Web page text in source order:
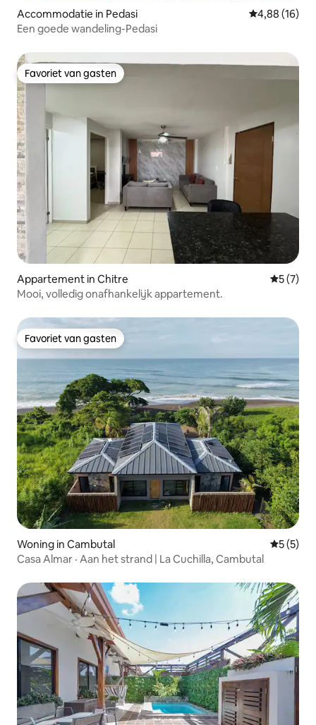
Accommodatie in Pedasi Gemiddelde
4,88 (16)
Een goede wandeling-Pedasi
Favoriet van gasten
Favoriet van gasten
Appartement in Chitre
5 (7)
Mooi, volledig onafhankelijk appartement.
Favoriet van gasten
Favoriet van gasten
Woning in Cambutal
5 (5)
Casa Almar · Aan het strand | La Cuchilla, Cambutal